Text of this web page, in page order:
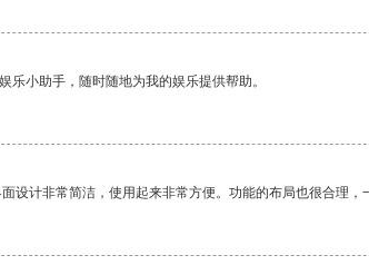
乐小助手，随时随地为我的娱乐提供帮助。
设计非常简洁，使用起来非常方便。功能的布局也很合理，